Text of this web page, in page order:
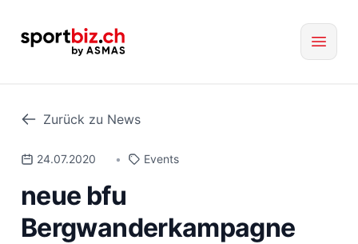
Zurück zu News
24.07.2020 • Events
neue bfu
Bergwanderkampagne